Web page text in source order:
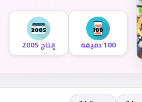
100 دقيقة إنتاج 2005